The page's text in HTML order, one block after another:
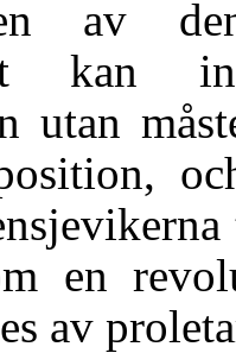
av
kan
utan
en
av